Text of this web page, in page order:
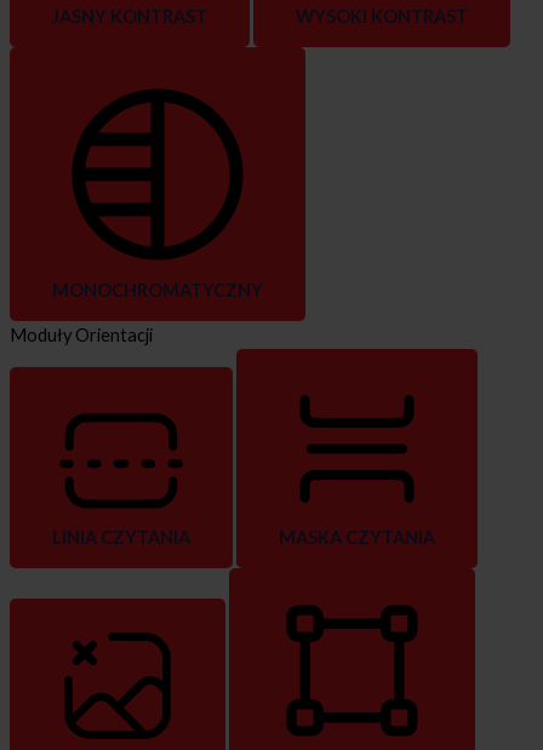
JASNY KONTRAST WYSOKI KONTRAST
MONOCHROMATYCZNY
Moduły Orientacji
LINIA CZYTANIA MASKA CZYTANIA